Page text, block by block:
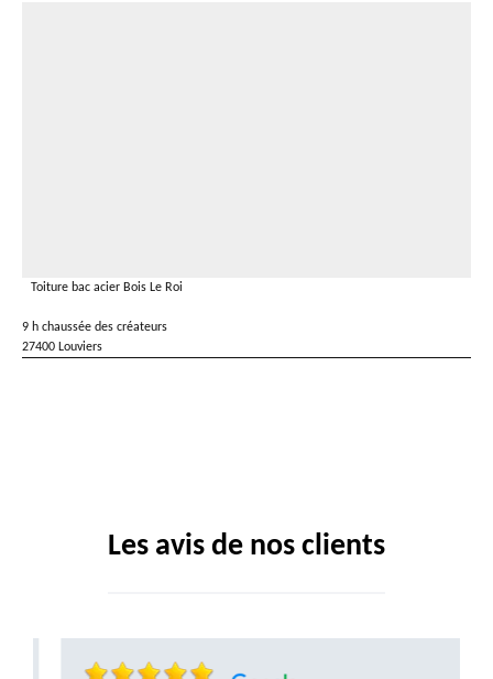
Toiture bac acier Bois Le Roi
9 h chaussée des créateurs
27400 Louviers
Les avis de nos clients